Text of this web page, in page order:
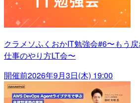
クラメソふくおかIT勉強会#6〜もう
仕事のやり方LT会〜
開催前2026年9月3日(木) 19:00